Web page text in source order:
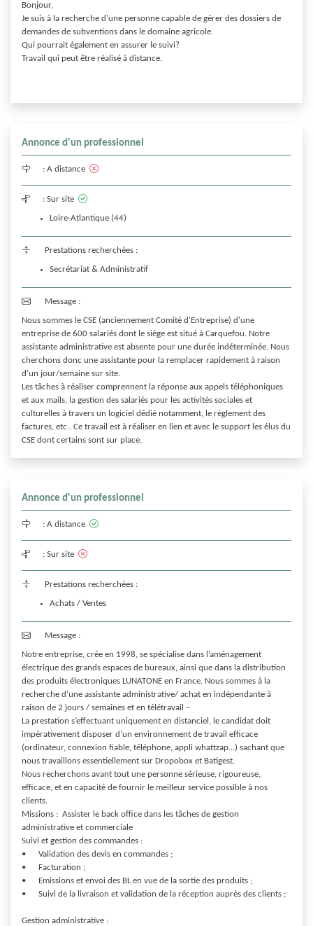
Bonjour,
Je suis à la recherche d'une personne capable de gérer des dossiers de
demandes de subventions dans le domaine agricole.
Qui pourrait également en assurer le suivi?
Travail qui peut être réalisé à distance.
Annonce d'un professionnel
: A distance
: Sur site
Loire-Atlantique (44)
Prestations recherchées :
Secrétariat & Administratif
Message :
Nous sommes le CSE (anciennement Comité d'Entreprise) d'une
entreprise de 600 salariés dont le siège est situé à Carquefou. Notre
assistante administrative est absente pour une durée indéterminée. Nous
cherchons donc une assistante pour la remplacer rapidement à raison
d'un jour/semaine sur site.
Les tâches à réaliser comprennent la réponse aux appels téléphoniques
et aux mails, la gestion des salariés pour les activités sociales et
culturelles à travers un logiciel dédié notamment, le règlement des
factures, etc.. Ce travail est à réaliser en lien et avec le support les élus du
CSE dont certains sont sur place.
Annonce d'un professionnel
: A distance
: Sur site
Prestations recherchées :
Achats / Ventes
Message :
Notre entreprise, crée en 1998, se spécialise dans l’aménagement
électrique des grands espaces de bureaux, ainsi que dans la distribution
des produits électroniques LUNATONE en France. Nous sommes à la
recherche d’une assistante administrative/ achat en indépendante à
raison de 2 jours / semaines et en télétravail –
La prestation s’effectuant uniquement en distanciel, le candidat doit
impérativement disposer d’un environnement de travail efficace
(ordinateur, connexion fiable, téléphone, appli whattzap…) sachant que
nous travaillons essentiellement sur Dropobox et Batigest.
Nous recherchons avant tout une personne sérieuse, rigoureuse,
efficace, et en capacité de fournir le meilleur service possible à nos
clients.
Missions :  Assister le back office dans les tâches de gestion
administrative et commerciale
Suivi et gestion des commandes :
•	Validation des devis en commandes ;
•	Facturation ;
•	Emissions et envoi des BL en vue de la sortie des produits ;
•	Suivi de la livraison et validation de la réception auprès des clients ;
Gestion administrative :